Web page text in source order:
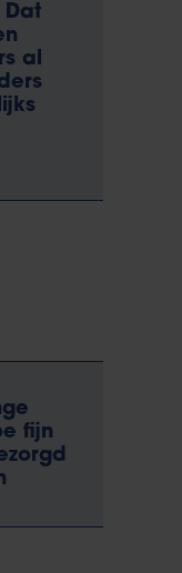
Dat
al
fijn